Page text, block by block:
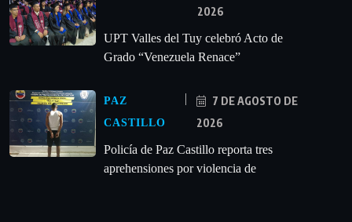
2026
UPT Valles del Tuy celebró Acto de
Grado “Venezuela Renace”
PAZ
CASTILLO
7 DE AGOSTO DE
2026
‎Policía de Paz Castillo reporta tres
aprehensiones por violencia de